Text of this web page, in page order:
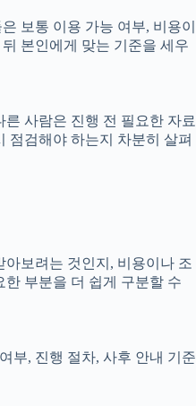
보통 이용 가능 여부, 비용이
본인에게 맞는 기준을 세우
사람은 진행 전 필요한 자료
점검해야 하는지 차분히 살펴
아보려는 것인지, 비용이나 조
부분을 더 쉽게 구분할 수
부, 진행 절차, 사후 안내 기준